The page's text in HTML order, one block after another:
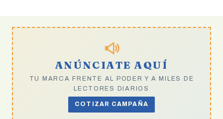
ANÚNCIATE AQUÍ
TU MARCA FRENTE AL PODER Y A MILES DE
LECTORES DIARIOS
COTIZAR CAMPAÑA